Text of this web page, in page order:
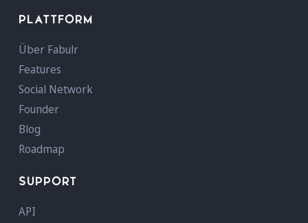
PLATTFORM
Über Fabulr
Features
Social Network
Founder
Blog
Roadmap
SUPPORT
API